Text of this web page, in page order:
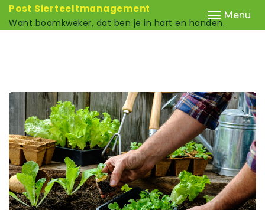
Post Sierteeltmanagement
Want boomkweker, dat ben je in hart en handen.
Menu